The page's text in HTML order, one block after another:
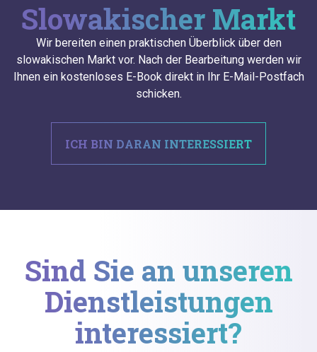
Slowakischer Markt
Wir bereiten einen praktischen Überblick über den
slowakischen Markt vor. Nach der Bearbeitung werden wir
Ihnen ein kostenloses E-Book direkt in Ihr E-Mail-Postfach
schicken.
ICH BIN DARAN INTERESSIERT
Sind Sie an unseren
Dienstleistungen
interessiert?